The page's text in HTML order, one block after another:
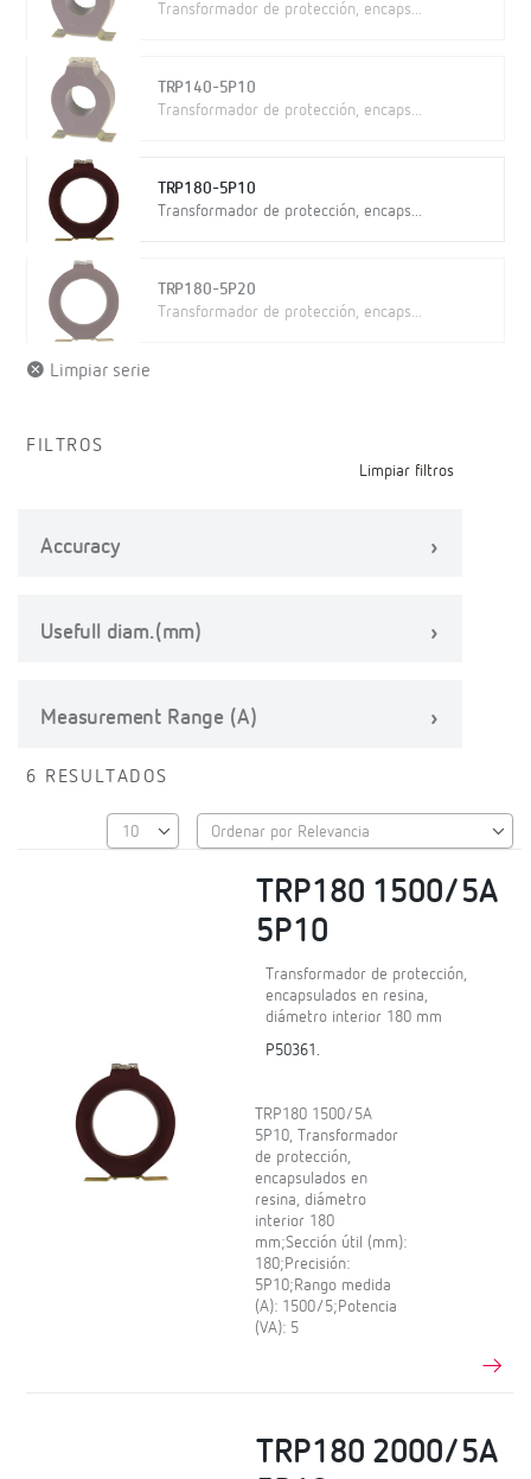
Transformador de protección, encaps...
TRP140-5P10
Transformador de protección, encaps...
TRP180-5P10
Transformador de protección, encaps...
TRP180-5P20
Transformador de protección, encaps...
Limpiar serie
FILTROS
Limpiar filtros
Accuracy
Usefull diam.(mm)
Measurement Range (A)
6 RESULTADOS
TRP180 1500/5A
5P10
Transformador de protección,
encapsulados en resina,
diámetro interior 180 mm
P50361.
TRP180 1500/5A
5P10, Transformador
de protección,
encapsulados en
resina, diámetro
interior 180
mm;Sección útil (mm):
180;Precisión:
5P10;Rango medida
(A): 1500/5;Potencia
(VA): 5
TRP180 2000/5A